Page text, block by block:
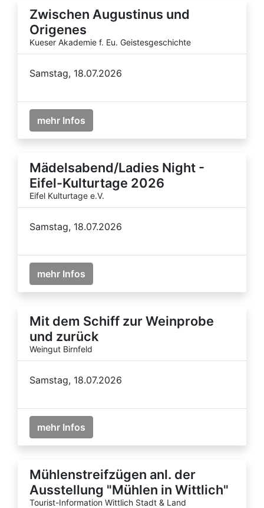
Zwischen Augustinus und
Origenes
Kueser Akademie f. Eu. Geistesgeschichte
Samstag, 18.07.2026
mehr Infos
Mädelsabend/Ladies Night -
Eifel-Kulturtage 2026
Eifel Kulturtage e.V.
Samstag, 18.07.2026
mehr Infos
Mit dem Schiff zur Weinprobe
und zurück
Weingut Birnfeld
Samstag, 18.07.2026
mehr Infos
Mühlenstreifzügen anl. der
Ausstellung "Mühlen in Wittlich"
Tourist-Information Wittlich Stadt & Land